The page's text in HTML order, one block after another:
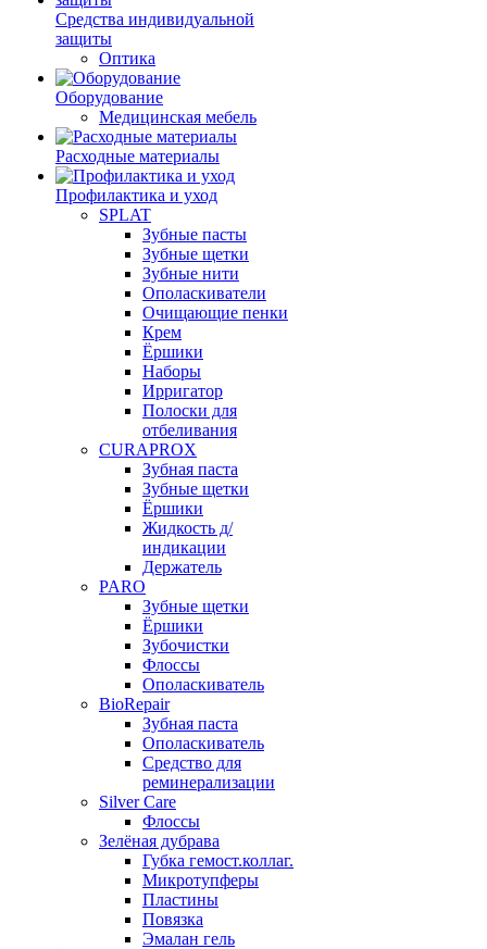
Средства индивидуальной
защиты
Оптика
Оборудование
Медицинская мебель
Расходные материалы
Профилактика и уход
SPLAT
Зубные пасты
Зубные щетки
Зубные нити
Ополаскиватели
Очищающие пенки
Крем
Ёршики
Наборы
Ирригатор
Полоски для
отбеливания
CURAPROX
Зубная паста
Зубные щетки
Ёршики
Жидкость д/
индикации
Держатель
PARO
Зубные щетки
Ёршики
Зубочистки
Флоссы
Ополаскиватель
BioRepair
Зубная паста
Ополаскиватель
Средство для
реминерализации
Silver Care
Флоссы
Зелёная дубрава
Губка гемост.коллаг.
Микротупферы
Пластины
Повязка
Эмалан гель